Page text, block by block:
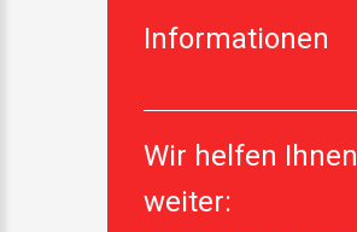
Informationen
Wir helfen Ihnen
weiter: